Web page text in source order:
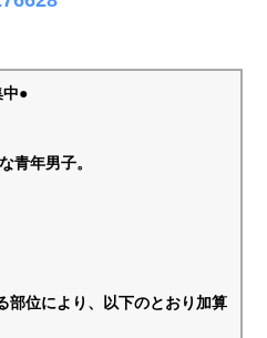
中●
青年男子。
位により、以下のとおり加算